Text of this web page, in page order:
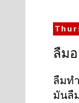
ลืม
ลืมท
มันลื